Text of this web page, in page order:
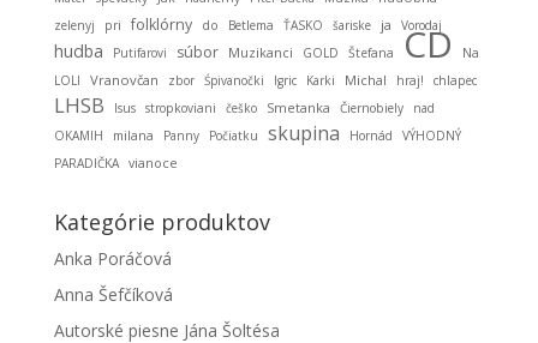
zelenyj pri folklórny do Betlema ŤASKO šariske ja Vorodaj
hudba Putifarovi súbor Muzikanci GOLD Štefana CD
Na
LOLI
Vranovčan zbor Śpivanočki Igric Karki Michal hraj! chlapec
LHSB Isus stropkoviani češko Smetanka Čiernobiely
nad
OKAMIH
milana Panny Počiatku skupina Hornád
VÝHODNÝ
PARADIČKA vianoce
Kategórie produktov
Anka Poráčová
Anna Šefčíková
Autorské piesne Jána Šoltésa